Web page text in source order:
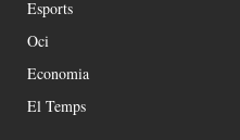
Esports
Oci
Economia
El Temps